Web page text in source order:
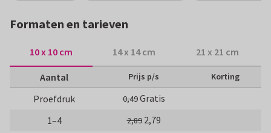
Formaten en tarieven
10 x 10 cm 14 x 14 cm 21 x 21 cm
Aantal Prijs p/s Korting
Proefdruk 0,49Gratis
1–4
2,89 2,79